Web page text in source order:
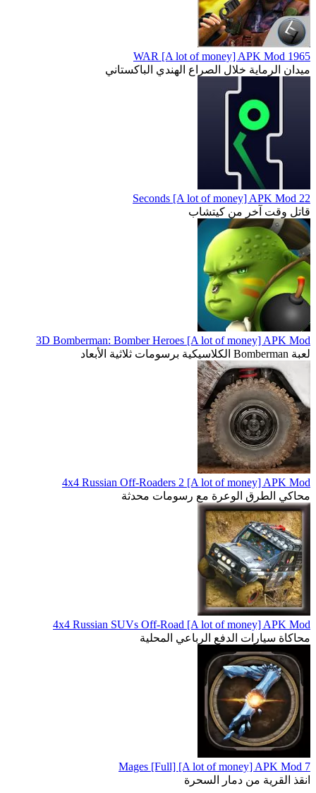
1965 WAR [A lot of money] APK Mod
ميدان الرماية خلال الصراع الهندي الباكستاني
22 Seconds [A lot of money] APK Mod
قاتل وقت آخر من كيتشاب
3D Bomberman: Bomber Heroes [A lot of money] APK Mod
لعبة Bomberman الكلاسيكية برسومات ثلاثية الأبعاد
4x4 Russian Off-Roaders 2 [A lot of money] APK Mod
محاكي الطرق الوعرة مع رسومات محدثة
4x4 Russian SUVs Off-Road [A lot of money] APK Mod
محاكاة سيارات الدفع الرباعي المحلية
7 Mages [Full] [A lot of money] APK Mod
انقذ القرية من دمار السحرة